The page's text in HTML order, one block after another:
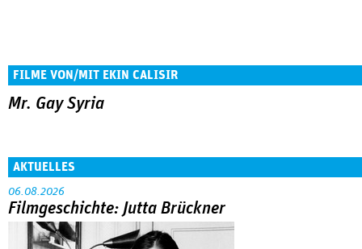
FILME VON/MIT EKIN CALISIR
Mr. Gay Syria
AKTUELLES
06.08.2026
Filmgeschichte: Jutta Brückner